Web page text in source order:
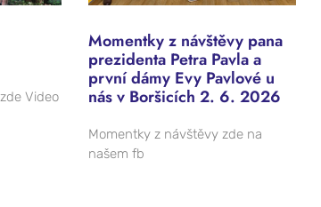
Video
Momentky z návštěvy pana
prezidenta Petra Pavla a
první dámy Evy Pavlové u
nás v Boršicích 2. 6. 2026
Momentky z návštěvy zde na
našem fb